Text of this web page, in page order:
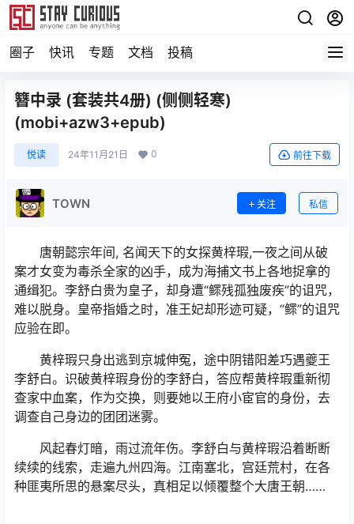
圈子 快讯 专题 文档 投稿
簪中录 (套装共4册) (侧侧轻寒)
(mobi+azw3+epub)
悦读 24年11月21日 0 前往下载
TOWN 关注 私信
唐朝懿宗年间, 名闻天下的女探黄梓瑕,一夜之间从破
案才女变为毒杀全家的凶手，成为海捕文书上各地捉拿的
通缉犯。李舒白贵为皇子，却身遭“鳏残孤独废疾”的诅咒，
难以脱身。皇帝指婚之时，准王妃却形迹可疑，“鳏”的诅咒
应验在即。
黄梓瑕只身出逃到京城伸冤，途中阴错阳差巧遇夔王
李舒白。识破黄梓瑕身份的李舒白，答应帮黄梓瑕重新彻
查家中血案，作为交换，则要她以王府小宦官的身份，去
调查自己身边的团团迷雾。
风起春灯暗，雨过流年伤。李舒白与黄梓瑕沿着断断
续续的线索，走遍九州四海。江南塞北，宫廷荒村，在各
种匪夷所思的悬案尽头，真相足以倾覆整个大唐王朝……